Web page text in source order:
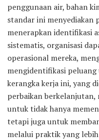
penggunaan air, bahan
standar ini menyediakan
menerapkan identifikasi
sistematis, organisasi
operasional mereka,
mengidentifikasi
kerangka kerja ini, yang
perbaikan berkelanjutan,
untuk tidak hanya
tetapi juga untuk
melalui praktik yang